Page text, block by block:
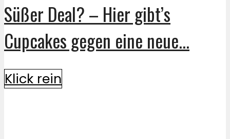
Süßer Deal? – Hier gibt’s
Cupcakes gegen eine neue...
Klick rein